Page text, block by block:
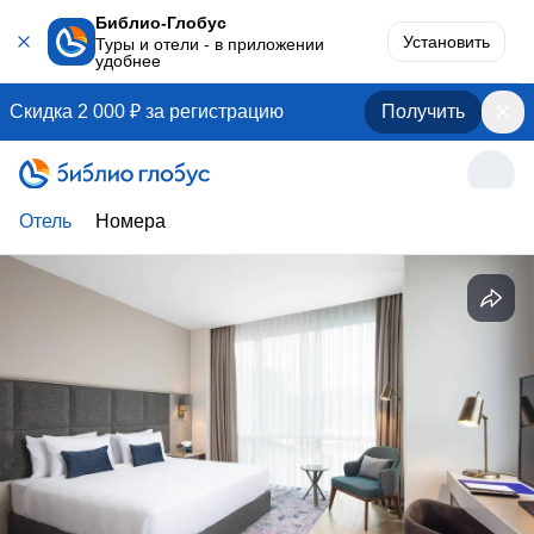
Библио-Глобус
Туры и отели - в приложении
удобнее
Установить
Скидка 2 000 ₽ за регистрацию Получить
Отель Номера